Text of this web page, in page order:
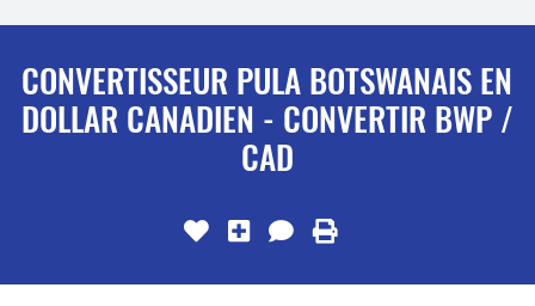
CONVERTISSEUR PULA BOTSWANAIS EN
DOLLAR CANADIEN - CONVERTIR BWP /
CAD